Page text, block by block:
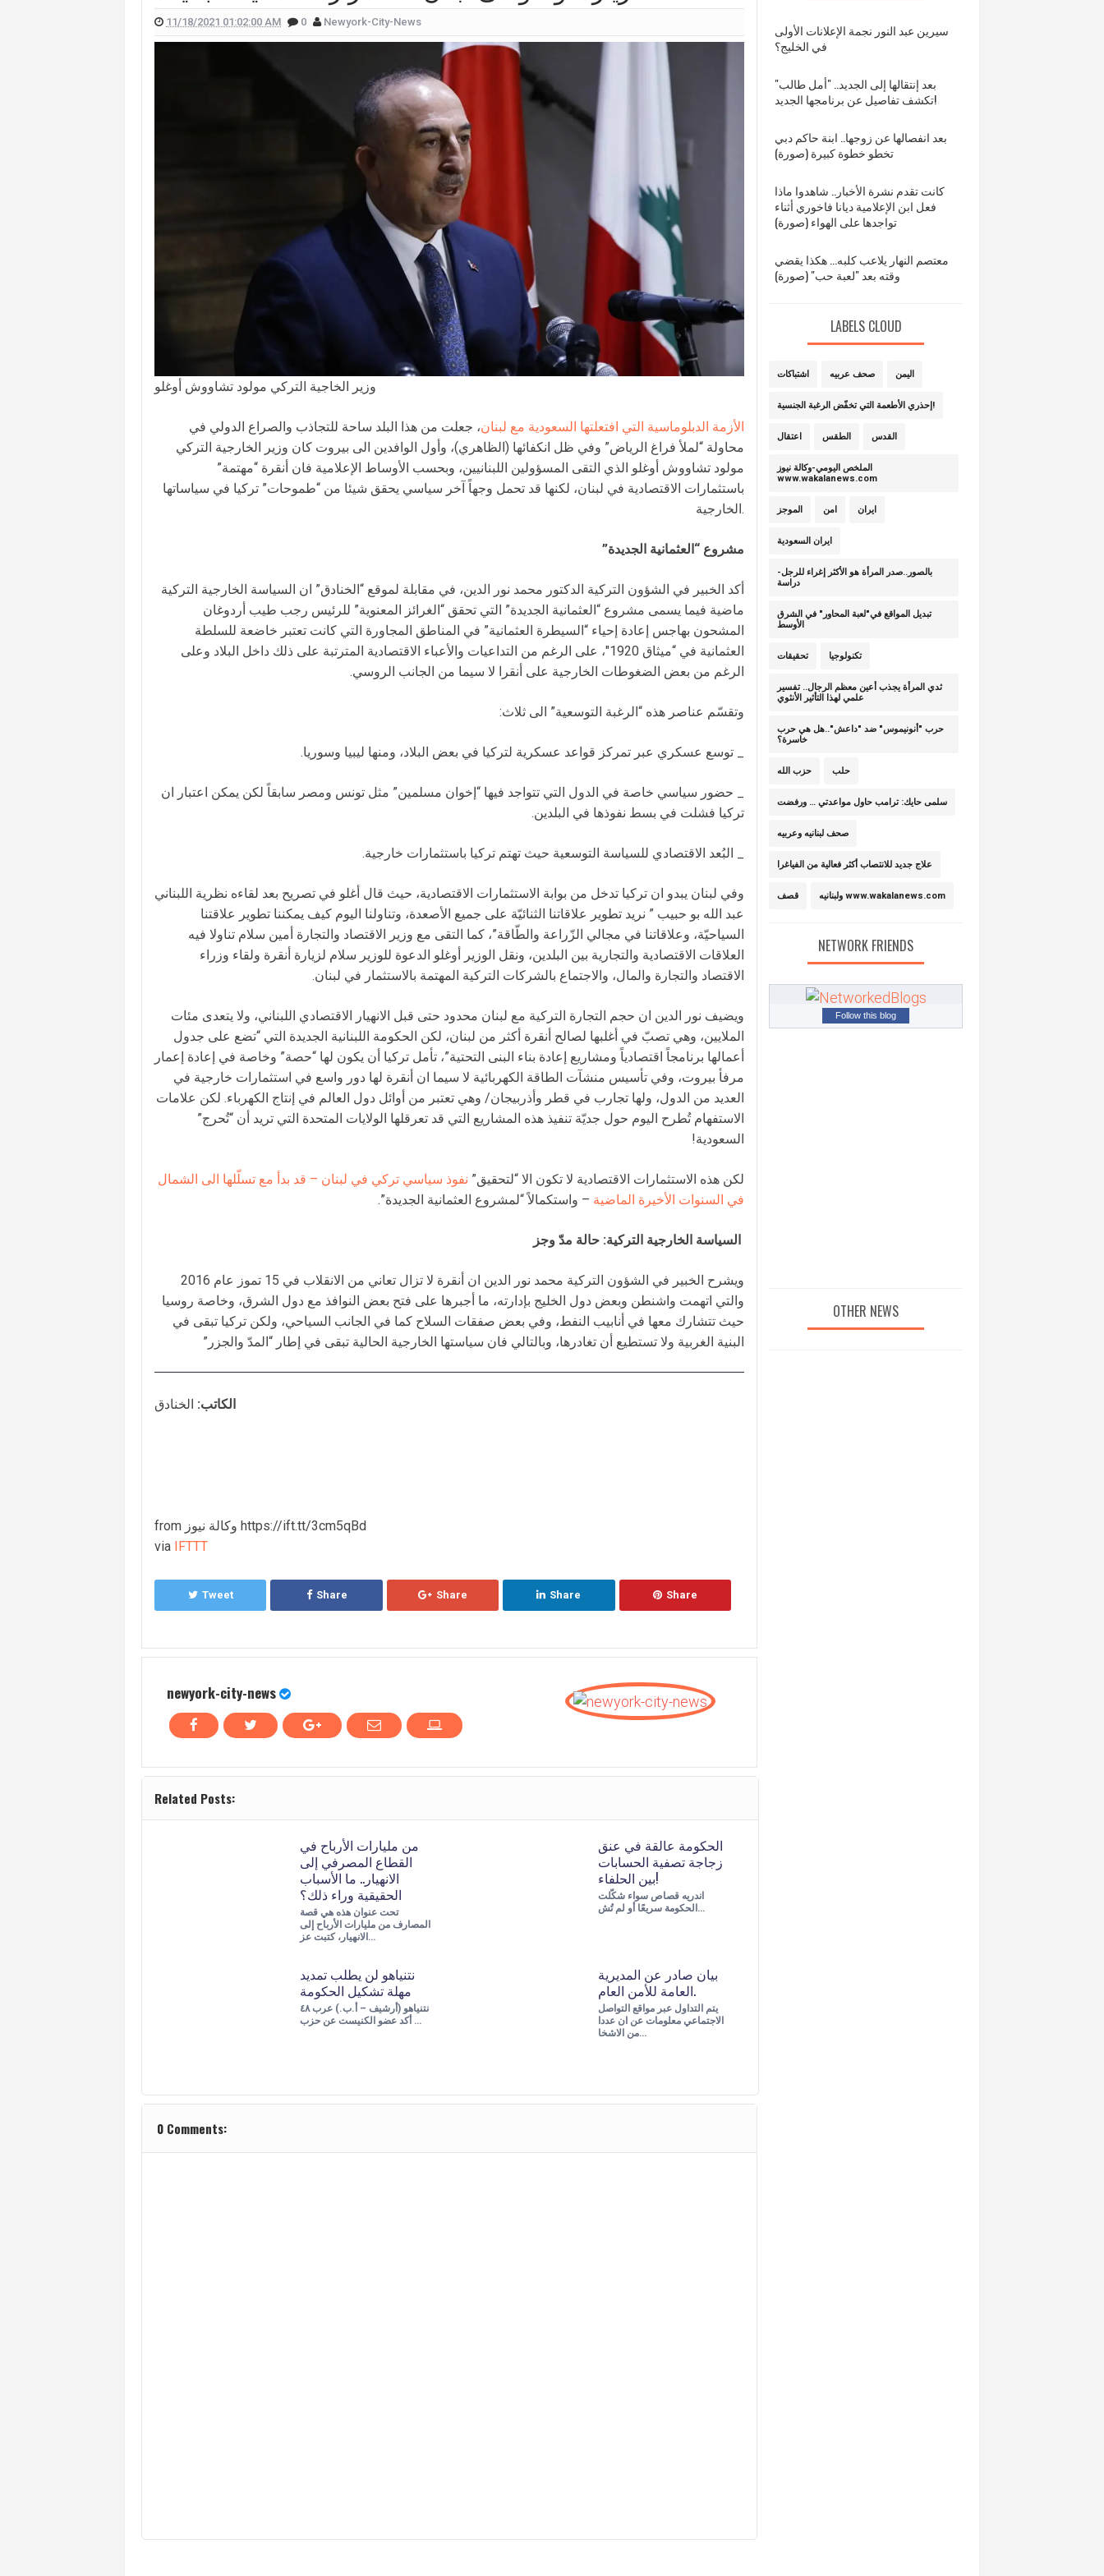
كيف علّقت هيفا وهبي على تفجير "البيجر"؟
شقراء جميلة تشبه الأوروبيات.. صورة لابنة الممثل يورغو شلهوب تنتشر تعرفوا إليها
قرار مُفاجئ.. إعلامية شهيرة تُعلن إنهاء تعاقدها مع القناة التي تعمل فيها هذا ما قالته (صورة)
عُثر على جثتها ملقاة أسفل جسر.. وفاة إحدى متسابقات "أميركا غوت تالنت" فمن هي؟ (صورة)
بأجواء مليئة بالحب والرومانسية... ممثلان يدخلان القفص الذهبي في روما (صور)
بالقبلات... لحظات رومانسيّة بين ريم السعيدي وزوجها وسام بريدي: أحبك (فيديو)
بالفيديو هل يُفكّر هذا الفنان اللبنانيّ بالهجرة إلى كندا؟.. إليكم ما كشفه
11/18/2021 01:02:00 AM 0 Newyork-City-News
وزير الخاجية التركي مولود تشاووش أوغلو
الأزمة الدبلوماسية التي افتعلتها السعودية مع لبنان، جعلت من هذا البلد ساحة للتجاذب والصراع الدولي في
محاولة “لملأ فراغ الرياض” وفي ظل انكفائها (الظاهري)، وأول الوافدين الى بيروت كان وزير الخارجية التركي
مولود تشاووش أوغلو الذي التقى المسؤولين اللبنانيين، وبحسب الأوساط الإعلامية فان أنقرة “مهتمة”
باستثمارات الاقتصادية في لبنان، لكنها قد تحمل وجهاً آخر سياسي يحقق شيئا من “طموحات” تركيا في سياساتها
الخارجية.
مشروع “العثمانية الجديدة”
أكد الخبير في الشؤون التركية الدكتور محمد نور الدين، في مقابلة لموقع “الخنادق” ان السياسة الخارجية التركية
ماضية فيما يسمى مشروع “العثمانية الجديدة” التي تحقق “الغرائز المعنوية” للرئيس رجب طيب أردوغان
المشحون بهاجس إعادة إحياء “السيطرة العثمانية” في المناطق المجاورة التي كانت تعتبر خاضعة للسلطة
العثمانية في “ميثاق 1920″، على الرغم من التداعيات والأعباء الاقتصادية المترتبة على ذلك داخل البلاد وعلى
الرغم من بعض الضغوطات الخارجية على أنقرا لا سيما من الجانب الروسي.
وتقسّم عناصر هذه “الرغبة التوسعية” الى ثلاث:
_ توسع عسكري عبر تمركز قواعد عسكرية لتركيا في بعض البلاد، ومنها ليبيا وسوريا.
_ حضور سياسي خاصة في الدول التي تتواجد فيها “إخوان مسلمين” مثل تونس ومصر سابقاً لكن يمكن اعتبار ان
تركيا فشلت في بسط نفوذها في البلدين.
_ البُعد الاقتصادي للسياسة التوسعية حيث تهتم تركيا باستثمارات خارجية.
وفي لبنان يبدو ان تركيا تدخل من بوابة الاستثمارات الاقتصادية، حيث قال أغلو في تصريح بعد لقاءه نظرية اللبناني
عبد الله بو حبيب ” نريد تطوير علاقاتنا الثنائيّة على جميع الأصعدة، وتناولنا اليوم كيف يمكننا تطوير علاقتنا
السياحيّة، وعلاقاتنا في مجالي الزّراعة والطّاقة”، كما التقى مع وزير الاقتصاد والتجارة أمين سلام تناولا فيه
العلاقات الاقتصادية والتجارية بين البلدين، ونقل الوزير أوغلو الدعوة للوزير سلام لزيارة أنقرة ولقاء وزراء
الاقتصاد والتجارة والمال، والاجتماع بالشركات التركية المهتمة بالاستثمار في لبنان.
ويضيف نور الدين ان حجم التجارة التركية مع لبنان محدود حتى قبل الانهيار الاقتصادي اللبناني، ولا يتعدى مئات
الملايين، وهي تصبّ في أغلبها لصالح أنقرة أكثر من لبنان، لكن الحكومة اللبنانية الجديدة التي “تضع على جدول
أعمالها برنامجاً اقتصادياً ومشاريع إعادة بناء البنى التحتية”، تأمل تركيا أن يكون لها “حصة” وخاصة في إعادة إعمار
مرفأ بيروت، وفي تأسيس منشآت الطاقة الكهربائية لا سيما ان أنقرة لها دور واسع في استثمارات خارجية في
العديد من الدول، ولها تجارب في قطر وأذربيجان/ وهي تعتبر من أوائل دول العالم في إنتاج الكهرباء. لكن علامات
الاستفهام تُطرح اليوم حول جديّة تنفيذ هذه المشاريع التي قد تعرقلها الولايات المتحدة التي تريد أن “تُحرج”
السعودية!
لكن هذه الاستثمارات الاقتصادية لا تكون الا “لتحقيق” نفوذ سياسي تركي في لبنان – قد بدأ مع تسلّلها الى الشمال
في السنوات الأخيرة الماضية – واستكمالاً “لمشروع العثمانية الجديدة”.
السياسة الخارجية التركية: حالة مدّ وجز
ويشرح الخبير في الشؤون التركية محمد نور الدين ان أنقرة لا تزال تعاني من الانقلاب في 15 تموز عام 2016
والتي اتهمت واشنطن وبعض دول الخليج بإدارته، ما أجبرها على فتح بعض النوافذ مع دول الشرق، وخاصة روسيا
حيث تتشارك معها في أنابيب النفط، وفي بعض صفقات السلاح كما في الجانب السياحي، ولكن تركيا تبقى في
البنية الغربية ولا تستطيع أن تغادرها، وبالتالي فان سياستها الخارجية الحالية تبقى في إطار “المدّ والجزر”
الكاتب: الخنادق
from وكالة نيوز https://ift.tt/3cm5qBd
via IFTTT
Tweet Share Share Share Share
newyork-city-news
Related Posts:
من مليارات الأرباح في
القطاع المصرفي إلى
الانهيار.. ما الأسباب
الحقيقية وراء ذلك؟
تحت عنوان هذه هي قصة
المصارف من مليارات الأرباح إلى
الانهيار، كتبت عز…
الحكومة عالقة في عنق
زجاجة تصفية الحسابات
بين الحلفاء!
اندريه قصاص سواء شكّلت
الحكومة سريعًا أو لم تُش…
نتنياهو لن يطلب تمديد
مهلة تشكيل الحكومة
نتنياهو (أرشيف – أ.ب.) عرب ٤٨
أكد عضو الكنيست عن حزب …
بيان صادر عن المديرية
العامة للأمن العام.
يتم التداول عبر مواقع التواصل
الاجتماعي معلومات عن ان عددا
من الاشخا…
0 Comments:
سيرين عبد النور نجمة الإعلانات الأولى
في الخليج؟
بعد إنتقالها إلى الجديد.. "أمل طالب"
تكشف تفاصيل عن برنامجها الجديد!
بعد انفصالها عن زوجها.. ابنة حاكم دبي
تخطو خطوة كبيرة (صورة)
كانت تقدم نشرة الأخبار.. شاهدوا ماذا
فعل ابن الإعلامية ديانا فاخوري أثناء
تواجدها على الهواء (صورة)
معتصم النهار يلاعب كلبه... هكذا يقضي
وقته بعد "لعبة حب" (صورة)
LABELS CLOUD
اشتباكات صحف عربيه اليمن
إحذري الأطعمة التي تخفّض الرغبة الجنسية!
اعتقال الطقس القدس
الملخص اليومي-وكالة نيوز
www.wakalanews.com
الموجز امن ايران
ايران السعودية
بالصور..صدر المرأة هو الأكثر إغراء للرجل-
دراسة
تبديل المواقع في"لعبة المحاور" في الشرق
الأوسط
تحقيقات تكنولوجيا
ثدي المرأة يجذب أعين معظم الرجال.. تفسير
علمي لهذا التأثير الأنثوي
حرب "أنونيموس" ضد "داعش"..هل هي حرب
خاسرة؟
حزب الله حلب
سلمى حايك: ترامب حاول مواعدتي … ورفضت
صحف لبنانيه وعربيه
علاج جديد للانتصاب أكثر فعالية من الفياغرا
قصف ولبنانيه www.wakalanews.com
NETWORK FRIENDS
Follow this blog
OTHER NEWS